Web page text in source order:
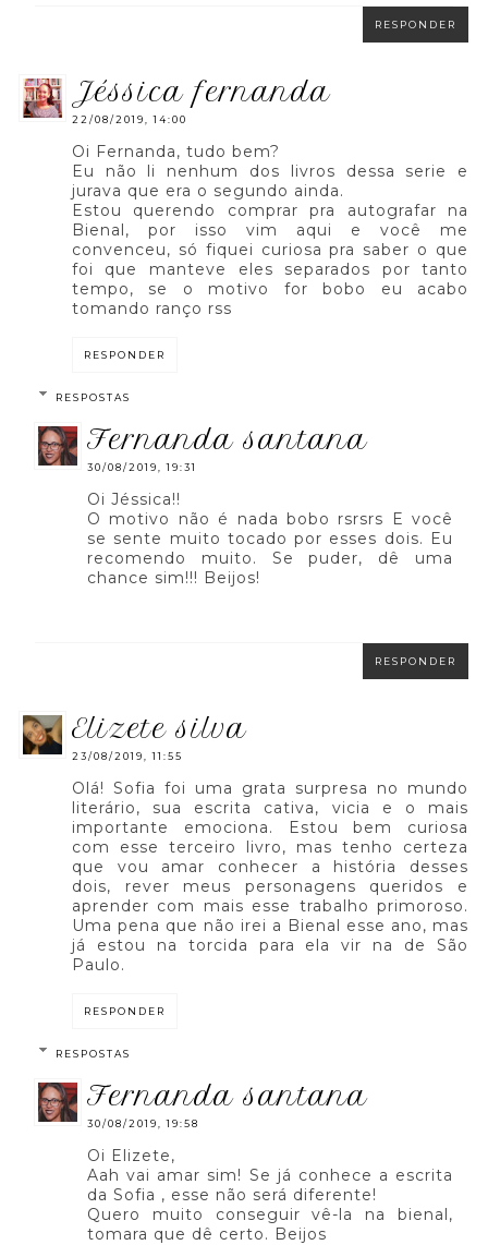
RESPONDER
jéssica fernanda
22/08/2019, 14:00
Oi Fernanda, tudo bem?
Eu não li nenhum dos livros dessa serie e
jurava que era o segundo ainda.
Estou querendo comprar pra autografar na
Bienal, por isso vim aqui e você me
convenceu, só fiquei curiosa pra saber o que
foi que manteve eles separados por tanto
tempo, se o motivo for bobo eu acabo
tomando ranço rss
RESPONDER
RESPOSTAS
fernanda santana
30/08/2019, 19:31
Oi Jéssica!!
O motivo não é nada bobo rsrsrs E você
se sente muito tocado por esses dois. Eu
recomendo muito. Se puder, dê uma
chance sim!!! Beijos!
RESPONDER
elizete silva
23/08/2019, 11:55
Olá! Sofia foi uma grata surpresa no mundo
literário, sua escrita cativa, vicia e o mais
importante emociona. Estou bem curiosa
com esse terceiro livro, mas tenho certeza
que vou amar conhecer a história desses
dois, rever meus personagens queridos e
aprender com mais esse trabalho primoroso.
Uma pena que não irei a Bienal esse ano, mas
já estou na torcida para ela vir na de São
Paulo.
RESPONDER
RESPOSTAS
fernanda santana
30/08/2019, 19:58
Oi Elizete,
Aah vai amar sim! Se já conhece a escrita
da Sofia , esse não será diferente!
Quero muito conseguir vê-la na bienal,
tomara que dê certo. Beijos